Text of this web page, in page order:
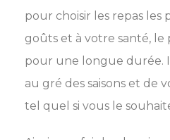
pour choisir les repas les
goûts et à votre santé,
pour une longue durée.
au gré des saisons et de
tel quel si vous le